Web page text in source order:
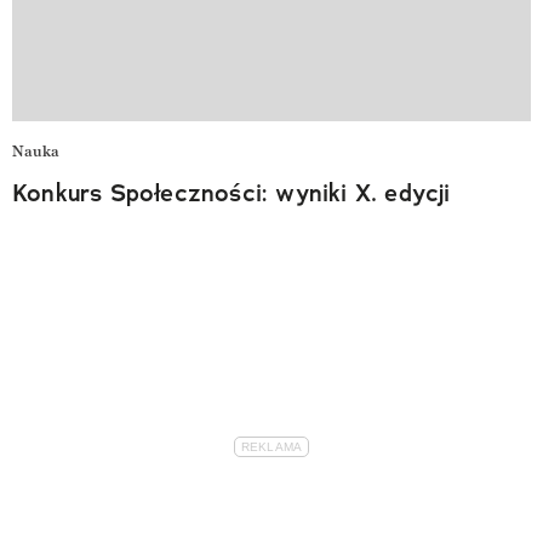
Nauka
Konkurs Społeczności: wyniki X. edycji